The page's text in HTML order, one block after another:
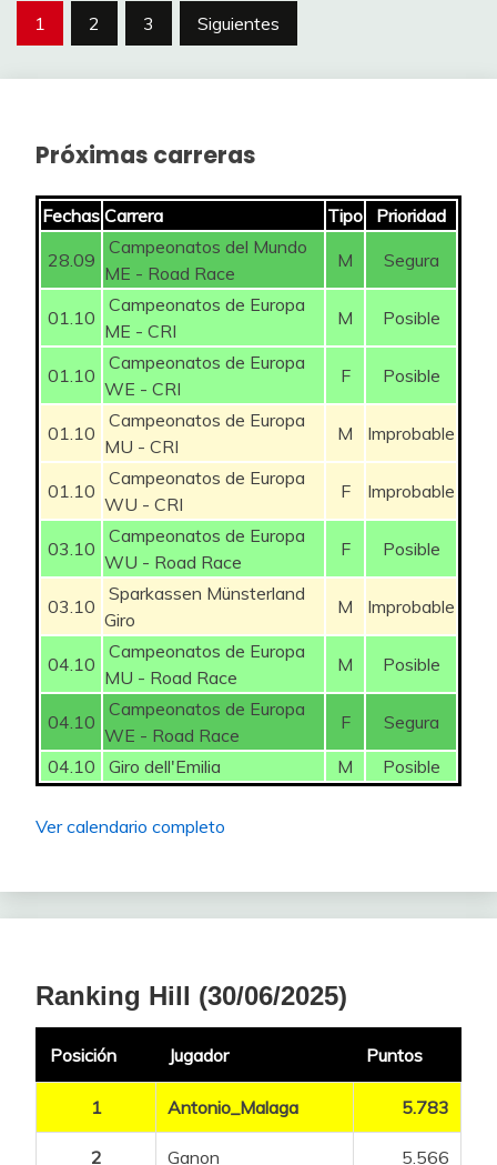
Paginación
1 2 3 Siguientes
Próximas carreras
Fechas Carrera Tipo
Prioridad
28.09
Campeonatos del Mundo
ME - Road Race
M Segura
01.10
Campeonatos de Europa
ME - CRI
M Posible
01.10
Campeonatos de Europa
WE - CRI
F Posible
01.10
Campeonatos de Europa
MU - CRI
M Improbable
01.10
Campeonatos de Europa
WU - CRI
F Improbable
03.10
Campeonatos de Europa
WU - Road Race
F Posible
03.10
Sparkassen Münsterland
Giro
M Improbable
04.10
Campeonatos de Europa
MU - Road Race
M Posible
04.10
Campeonatos de Europa
WE - Road Race
F
Segura
04.10
Giro dell'Emilia M Posible
Ver calendario completo
Ranking Hill (30/06/2025)
Posición Jugador Puntos
1 Antonio_Malaga 5.783
2 Ganon 5.566